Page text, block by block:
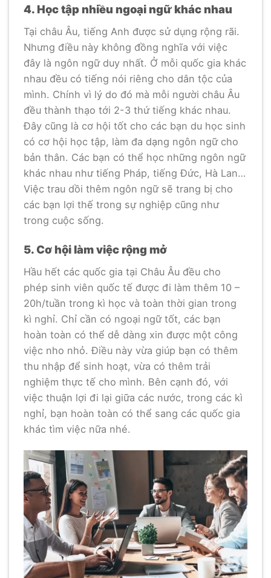
4. Học tập nhiều ngoại ngữ khác nhau
Tại châu Âu, tiếng Anh được sử dụng rộng rãi.
Nhưng điều này không đồng nghĩa với việc
đây là ngôn ngữ duy nhất. Ở mỗi quốc gia khác
nhau đều có tiếng nói riêng cho dân tộc của
mình. Chính vì lý do đó mà mỗi người châu Âu
đều thành thạo tới 2-3 thứ tiếng khác nhau.
Đây cũng là cơ hội tốt cho các bạn du học sinh
có cơ hội học tập, làm đa dạng ngôn ngữ cho
bản thân. Các bạn có thể học những ngôn ngữ
khác nhau như tiếng Pháp, tiếng Đức, Hà Lan…
Việc trau dồi thêm ngôn ngữ sẽ trang bị cho
các bạn lợi thế trong sự nghiệp cũng như
trong cuộc sống.
5. Cơ hội làm việc rộng mở
Hầu hết các quốc gia tại Châu Âu đều cho
phép sinh viên quốc tế được đi làm thêm 10 –
20h/tuần trong kì học và toàn thời gian trong
kì nghỉ. Chỉ cần có ngoại ngữ tốt, các bạn
hoàn toàn có thể dễ dàng xin được một công
việc nho nhỏ. Điều này vừa giúp bạn có thêm
thu nhập để sinh hoạt, vừa có thêm trải
nghiệm thực tế cho mình. Bên cạnh đó, với
việc thuận lợi đi lại giữa các nước, trong các kì
nghỉ, bạn hoàn toàn có thể sang các quốc gia
khác tìm việc nữa nhé.